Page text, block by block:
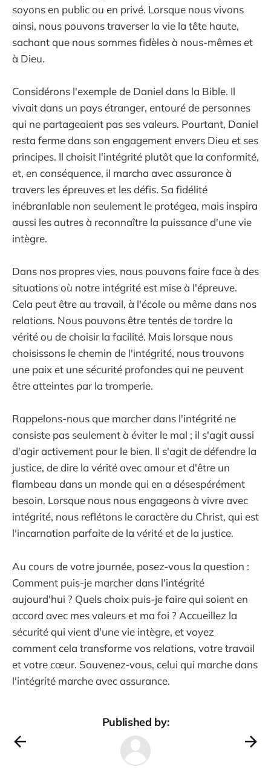
soyons en public ou en privé. Lorsque nous vivons
ainsi, nous pouvons traverser la vie la tête haute,
sachant que nous sommes fidèles à nous-mêmes et
à Dieu.
Considérons l'exemple de Daniel dans la Bible. Il
vivait dans un pays étranger, entouré de personnes
qui ne partageaient pas ses valeurs. Pourtant, Daniel
resta ferme dans son engagement envers Dieu et ses
principes. Il choisit l'intégrité plutôt que la conformité,
et, en conséquence, il marcha avec assurance à
travers les épreuves et les défis. Sa fidélité
inébranlable non seulement le protégea, mais inspira
aussi les autres à reconnaître la puissance d'une vie
intègre.
Dans nos propres vies, nous pouvons faire face à des
situations où notre intégrité est mise à l'épreuve.
Cela peut être au travail, à l'école ou même dans nos
relations. Nous pouvons être tentés de tordre la
vérité ou de choisir la facilité. Mais lorsque nous
choisissons le chemin de l'intégrité, nous trouvons
une paix et une sécurité profondes qui ne peuvent
être atteintes par la tromperie.
Rappelons-nous que marcher dans l'intégrité ne
consiste pas seulement à éviter le mal ; il s'agit aussi
d'agir activement pour le bien. Il s'agit de défendre la
justice, de dire la vérité avec amour et d'être un
flambeau dans un monde qui en a désespérément
besoin. Lorsque nous nous engageons à vivre avec
intégrité, nous reflétons le caractère du Christ, qui est
l'incarnation parfaite de la vérité et de la justice.
Au cours de votre journée, posez-vous la question :
Comment puis-je marcher dans l'intégrité
aujourd'hui ? Quels choix puis-je faire qui soient en
accord avec mes valeurs et ma foi ? Accueillez la
sécurité qui vient d'une vie intègre, et voyez
comment cela transforme vos relations, votre travail
et votre cœur. Souvenez-vous, celui qui marche dans
l'intégrité marche avec assurance.
Published by: